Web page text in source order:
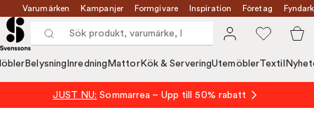
Varumärken Kampanjer Formgivare Inspiration Företag
Belysning Inredning MattorKök & ServeringUtemöblerTextil
JUST NU: Sommarrea – Upp till 50% rabatt